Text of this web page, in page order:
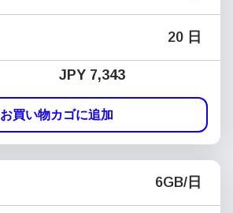
20 日
JPY 7,343
お買い物カゴに追加
6GB/日